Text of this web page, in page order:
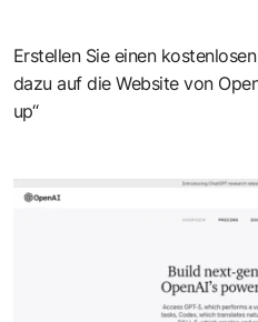
Erstellen Sie einen
dazu auf dieWebsite von
up“